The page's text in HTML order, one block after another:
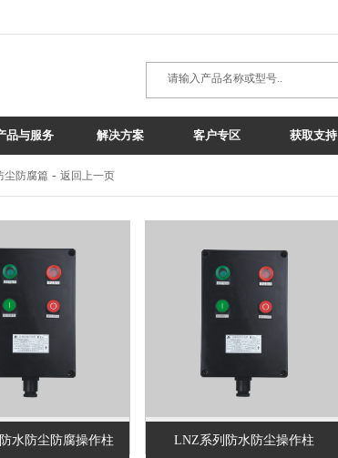
品与服务 解决方案 客户专区 获取支持
尘防腐篇 - 返回上一页
水防尘防腐操作柱 LNZ系列防水防尘操作柱